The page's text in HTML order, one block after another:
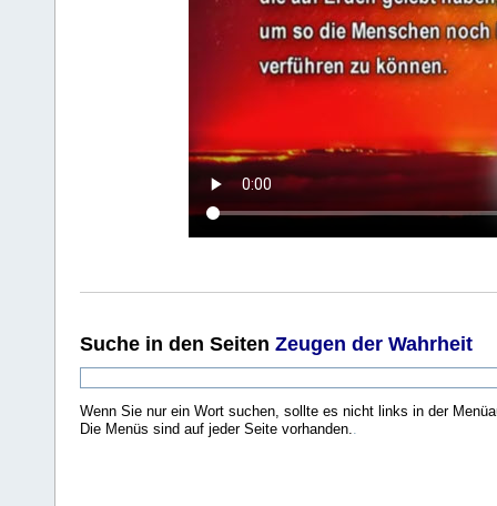
Suche in den Seiten Zeugen der Wahrheit
Wenn Sie nur ein Wort suchen, sollte es nicht links in der
Die Menüs sind auf jeder Seite vorhanden.